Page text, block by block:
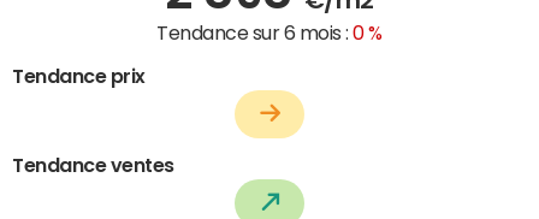
Tendance sur 6 mois :0 %
Tendance prix
Tendance ventes